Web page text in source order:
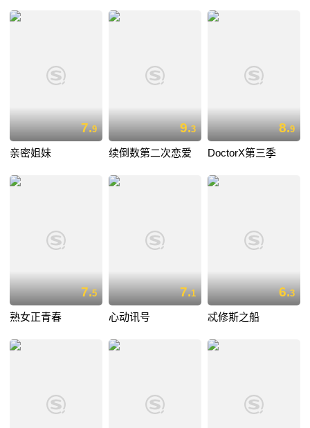
7.9
亲密姐妹
9.3
续倒数第二次恋爱
8.9
DoctorX第三季
7.5
熟女正青春
7.1
心动讯号
6.3
忒修斯之船